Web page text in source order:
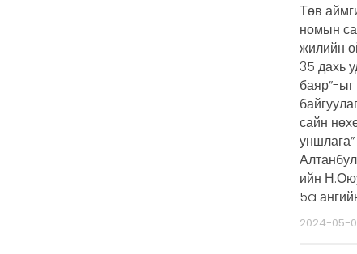
Төв
номын
жилийн
35 дахь
баяр”-ыг
сайн
ийн
5a
2024-05-